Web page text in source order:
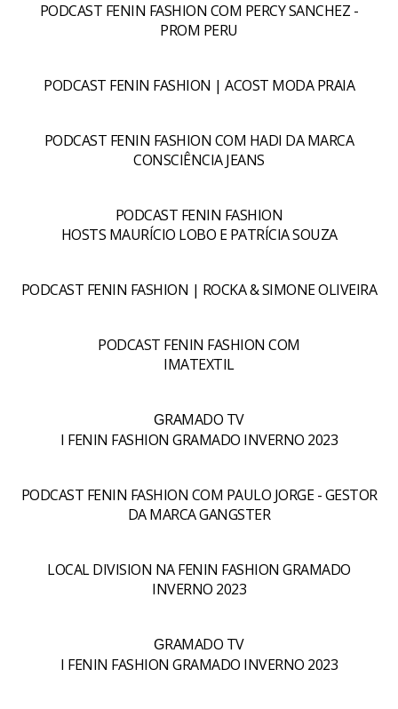
PODCAST FENIN FASHION COM PERCY SANCHEZ -
PROM PERU
PODCAST FENIN FASHION | ACOST MODA PRAIA
PODCAST FENIN FASHION COM HADI DA MARCA
CONSCIÊNCIA JEANS
PODCAST FENIN FASHION
HOSTS MAURÍCIO LOBO E PATRÍCIA SOUZA
PODCAST FENIN FASHION | ROCKA & SIMONE OLIVEIRA
PODCAST FENIN FASHION COM
IMATEXTIL
GRAMADO TV
I FENIN FASHION GRAMADO INVERNO 2023
PODCAST FENIN FASHION COM PAULO JORGE - GESTOR
DA MARCA GANGSTER
LOCAL DIVISION NA FENIN FASHION GRAMADO
INVERNO 2023
GRAMADO TV
I FENIN FASHION GRAMADO INVERNO 2023